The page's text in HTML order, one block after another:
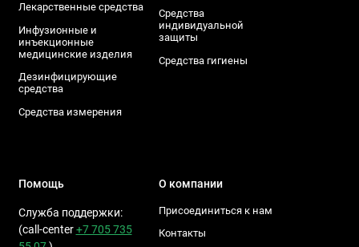
Лекарственные средства
Инфузионные и
инъекционные
медицинские изделия
Дезинфицирующие
средства
Средства измерения
Средства
индивидуальной
защиты
Средства гигиены
Помощь
Служба поддержки:
(call-center+7 705 735
О компании
Присоединиться к нам
Контакты